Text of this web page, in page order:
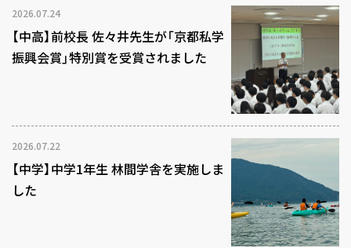
2026.07.24
【中高】前校長 佐々井先生が「京都私学
振興会賞」特別賞を受賞されました
2026.07.22
【中学】中学1年生 林間学舎を実施しま
した